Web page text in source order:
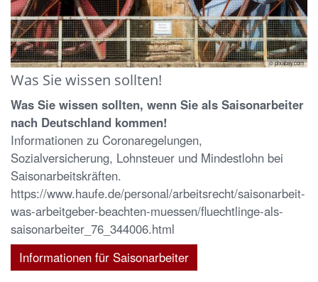
© pixabay.com
Was Sie wissen sollten!
Was Sie wissen sollten, wenn Sie als Saisonarbeiter
nach Deutschland kommen!
Informationen zu Coronaregelungen,
Sozialversicherung, Lohnsteuer und Mindestlohn bei
Saisonarbeitskräften.
https://www.haufe.de/personal/arbeitsrecht/saisonarbeit-
was-arbeitgeber-beachten-muessen/fluechtlinge-als-
saisonarbeiter_76_344006.html
Informationen für Saisonarbeiter